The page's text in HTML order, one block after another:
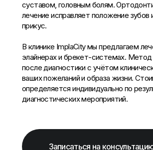
Записаться на
суставом, головным болям.
лечение исправляет положение зубов
прикус.
В клинике ImplaCity мы предлагаем
элайнерах и брекет-системах.
после диагностики с учётом
ваших пожеланий и образа жизни.
определяется индивидуально по
диагностических мероприятий.